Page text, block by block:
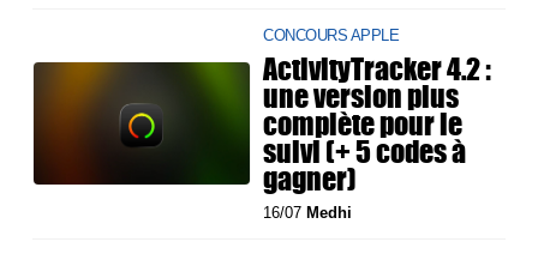
CONCOURS APPLE
ActivityTracker 4.2 :
une version plus
complète pour le
suivi (+ 5 codes à
gagner)
16/07Medhi